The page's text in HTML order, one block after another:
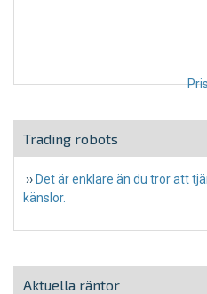
Trading robots
›› Det är enklare än du tror att
känslor.
Aktuella räntor